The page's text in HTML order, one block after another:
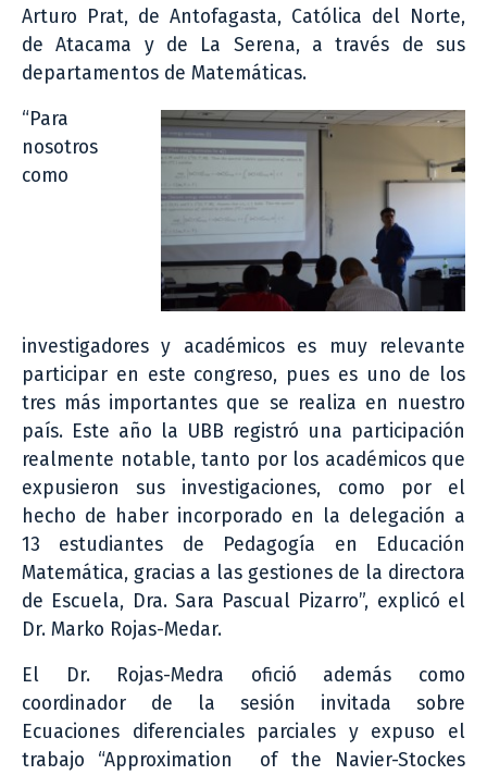
Arturo Prat, de Antofagasta, Católica del Norte,
de Atacama y de La Serena, a través de sus
departamentos de Matemáticas.
“Para
nosotros
como
investigadores y académicos es muy relevante
participar en este congreso, pues es uno de los
tres más importantes que se realiza en nuestro
país. Este año la UBB registró una participación
realmente notable, tanto por los académicos que
expusieron sus investigaciones, como por el
hecho de haber incorporado en la delegación a
13 estudiantes de Pedagogía en Educación
Matemática, gracias a las gestiones de la directora
de Escuela, Dra. Sara Pascual Pizarro”, explicó el
Dr. Marko Rojas-Medar.
El Dr. Rojas-Medra ofició además como
coordinador de la sesión invitada sobre
Ecuaciones diferenciales parciales y expuso el
trabajo “Approximation of the Navier-Stockes